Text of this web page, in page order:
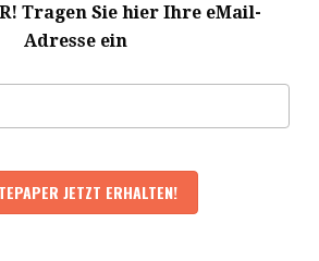
Tragen Sie hier Ihre eMail-
Adresse ein